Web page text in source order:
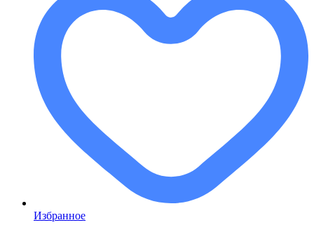
Избранное